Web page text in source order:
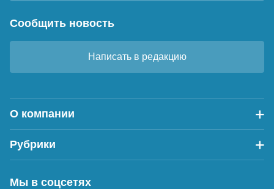
Сообщить новость
Написать в редакцию
О компании
Рубрики
Мы в соцсетях